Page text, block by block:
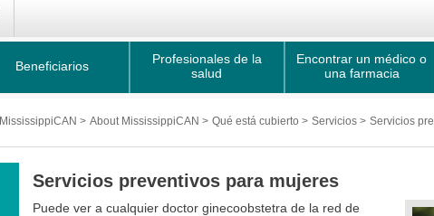
Beneficiarios
Profesionales de la
salud
Encontrar un médico o
una farmacia
MississippiCAN > About MississippiCAN > Qué está cubierto > Servicios > Servicios
Servicios preventivos para mujeres
Puede ver a cualquier doctor ginecoobstetra de la red de